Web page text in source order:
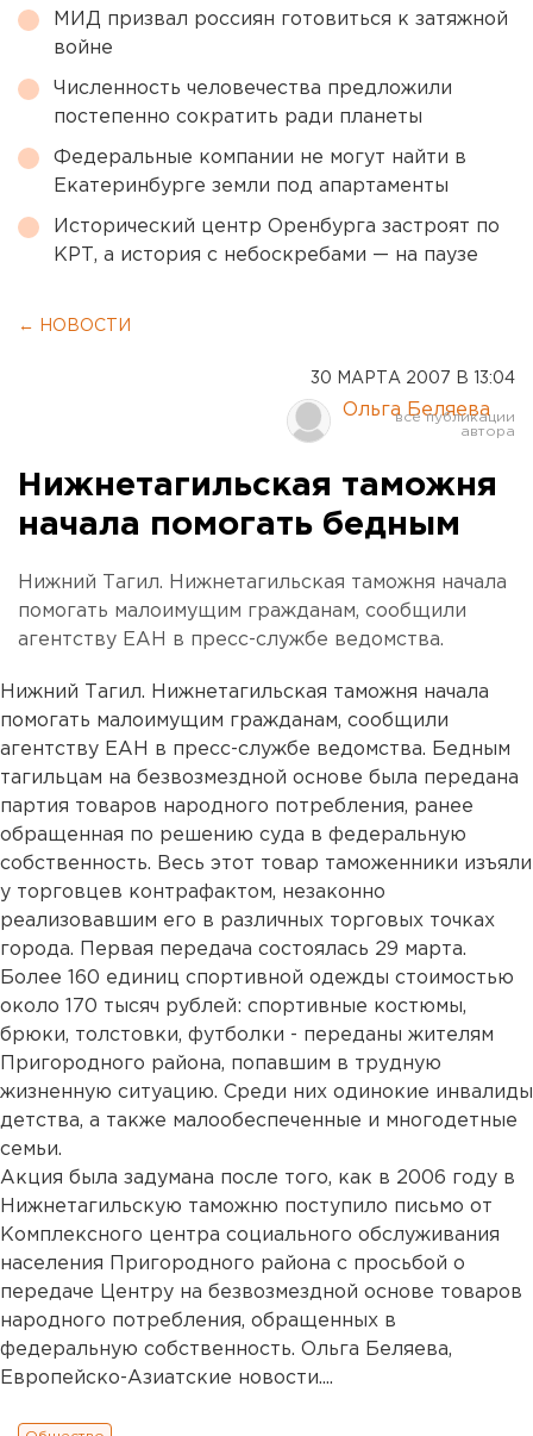
МИД призвал россиян готовиться к затяжной
войне
Численность человечества предложили
постепенно сократить ради планеты
Федеральные компании не могут найти в
Екатеринбурге земли под апартаменты
Исторический центр Оренбурга застроят по
КРТ, а история с небоскребами — на паузе
← НОВОСТИ
30 МАРТА 2007 В 13:04
Ольга Беляева
Нижнетагильская таможня
начала помогать бедным
Нижний Тагил. Нижнетагильская таможня начала
помогать малоимущим гражданам, сообщили
агентству ЕАН в пресс-службе ведомства.
Нижний Тагил. Нижнетагильская таможня начала
помогать малоимущим гражданам, сообщили
агентству ЕАН в пресс-службе ведомства. Бедным
тагильцам на безвозмездной основе была передана
партия товаров народного потребления, ранее
обращенная по решению суда в федеральную
собственность. Весь этот товар таможенники изъяли
у торговцев контрафактом, незаконно
реализовавшим его в различных торговых точках
города. Первая передача состоялась 29 марта.
Более 160 единиц спортивной одежды стоимостью
около 170 тысяч рублей: спортивные костюмы,
брюки, толстовки, футболки - переданы жителям
Пригородного района, попавшим в трудную
жизненную ситуацию. Среди них одинокие инвалиды
детства, а также малообеспеченные и многодетные
семьи.
Акция была задумана после того, как в 2006 году в
Нижнетагильскую таможню поступило письмо от
Комплексного центра социального обслуживания
населения Пригородного района с просьбой о
передаче Центру на безвозмездной основе товаров
народного потребления, обращенных в
федеральную собственность. Ольга Беляева,
Европейско-Азиатские новости....